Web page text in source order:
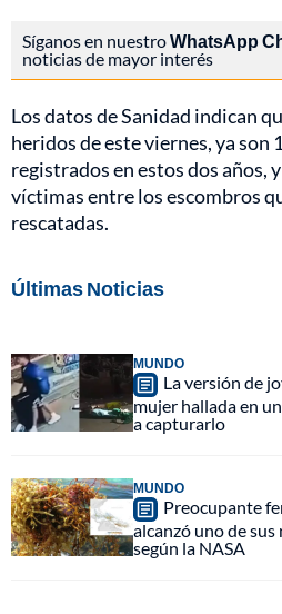
Síganos en nuestroWhatsApp
noticias de mayor interés
Los datos de Sanidad indican
heridos de este viernes, ya son
registrados en estos dos años,
víctimas entre los escombros
rescatadas.
Últimas Noticias
MUNDO
La versión de
mujer hallada en
a capturarlo
MUNDO
Preocupante
alcanzó uno de
según la NASA